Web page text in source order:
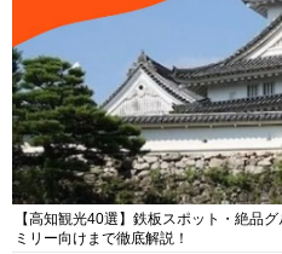
【高知観光40選】鉄板スポット・絶品
ミリー向けまで徹底解説！